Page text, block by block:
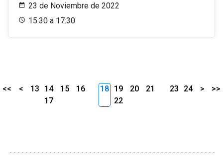
23 de Noviembre de 2022
15:30 a 17:30
<< < 13 14 15
16
17
18 19 20
21
22
23 24 > >>